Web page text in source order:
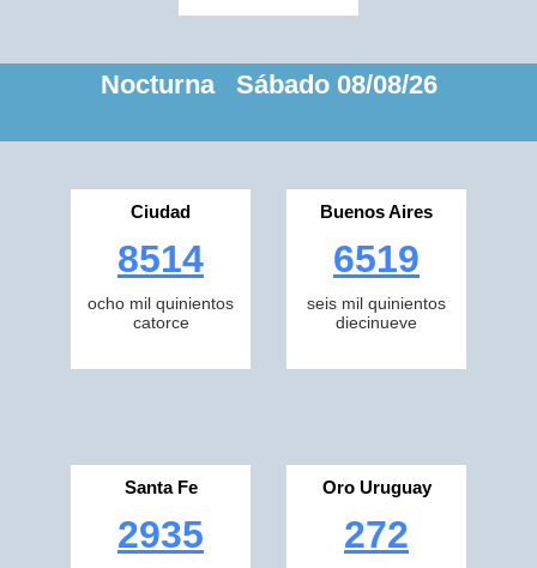
Nocturna Sábado 08/08/26
Ciudad
8514
ocho mil quinientos
catorce
Buenos Aires
6519
seis mil quinientos
diecinueve
Santa Fe
2935
Oro Uruguay
272